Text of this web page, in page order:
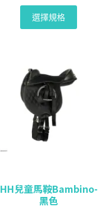
選擇規格
HH兒童馬鞍Bambino-
黑色